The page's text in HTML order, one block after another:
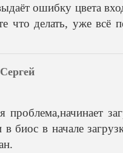
ошибку цвета
что делать, уже всё
Сергей
проблема,начинает
биос в начале